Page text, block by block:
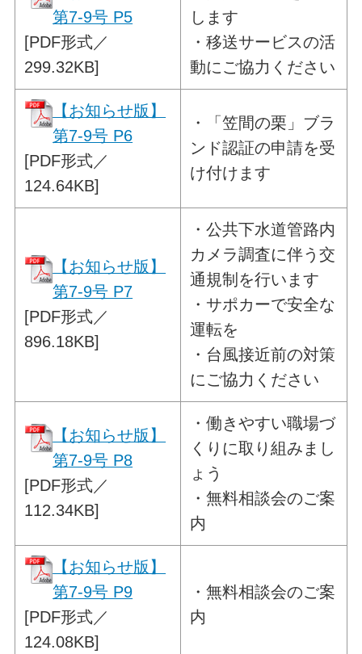
第7-9号 P5
[PDF形式／
299.32KB]
します
・移送サービスの活
動にご協力ください
【お知らせ版】
第7-9号 P6
[PDF形式／
124.64KB]
・
「笠間の栗」ブラ
ンド認証の申請を受
け付けます
【お知らせ版】
第7-9号 P7
[PDF形式／
896.18KB]
・公共下水道管路内
カメラ調査に伴う交
通規制を行います
・サポカーで安全な
運転を
・台風接近前の対策
にご協力ください
【お知らせ版】
第7-9号 P8
[PDF形式／
112.34KB]
・働きやすい職場づ
くりに取り組みまし
ょう
・無料相談会のご案
内
【お知らせ版】
第7-9号 P9
[PDF形式／
124.08KB]
・無料相談会のご案
内